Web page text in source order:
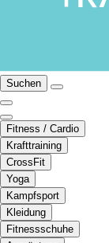
Suchen
Fitness / Cardio
Krafttraining
CrossFit
Yoga
Kampfsport
Kleidung
Fitnessschuhe